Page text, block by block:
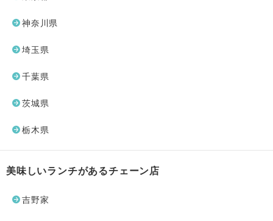
神奈川県
埼玉県
千葉県
茨城県
栃木県
美味しいランチがあるチェーン店
吉野家